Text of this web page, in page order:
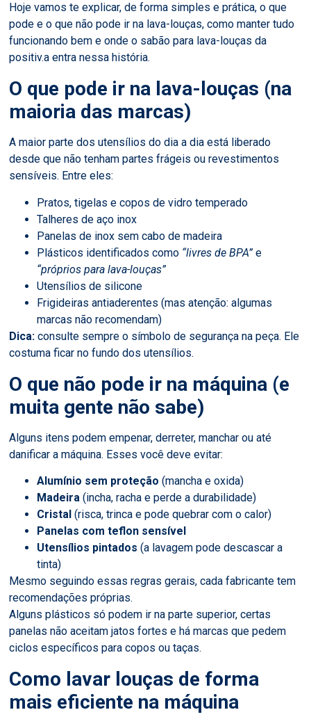
Hoje vamos te explicar, de forma simples e prática, o que
pode e o que não pode ir na lava-louças, como manter tudo
funcionando bem e onde o sabão para lava-louças da
positiv.a entra nessa história.
O que pode ir na lava-louças (na
maioria das marcas)
A maior parte dos utensílios do dia a dia está liberado
desde que não tenham partes frágeis ou revestimentos
sensíveis. Entre eles:
Pratos, tigelas e copos de vidro temperado
Talheres de aço inox
Panelas de inox sem cabo de madeira
Plásticos identificados como “livres de BPA”e
“próprios para lava-louças”
Utensílios de silicone
Frigideiras antiaderentes (mas atenção: algumas
marcas não recomendam)
Dica: consulte sempre o símbolo de segurança na peça. Ele
costuma ficar no fundo dos utensílios.
O que não pode ir na máquina (e
muita gente não sabe)
Alguns itens podem empenar, derreter, manchar ou até
danificar a máquina. Esses você deve evitar:
Alumínio sem proteção (mancha e oxida)
Madeira (incha, racha e perde a durabilidade)
Cristal (risca, trinca e pode quebrar com o calor)
Panelas com teflon sensível
Utensílios pintados (a lavagem pode descascar a
tinta)
Mesmo seguindo essas regras gerais, cada fabricante tem
recomendações próprias.
Alguns plásticos só podem ir na parte superior, certas
panelas não aceitam jatos fortes e há marcas que pedem
ciclos específicos para copos ou taças.
Como lavar louças de forma
mais eficiente na máquina